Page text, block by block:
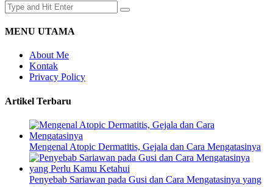
MENU UTAMA
About Me
Kontak
Privacy Policy
Artikel Terbaru
Mengenal Atopic Dermatitis, Gejala dan Cara Mengatasinya
Penyebab Sariawan pada Gusi dan Cara Mengatasinya yang